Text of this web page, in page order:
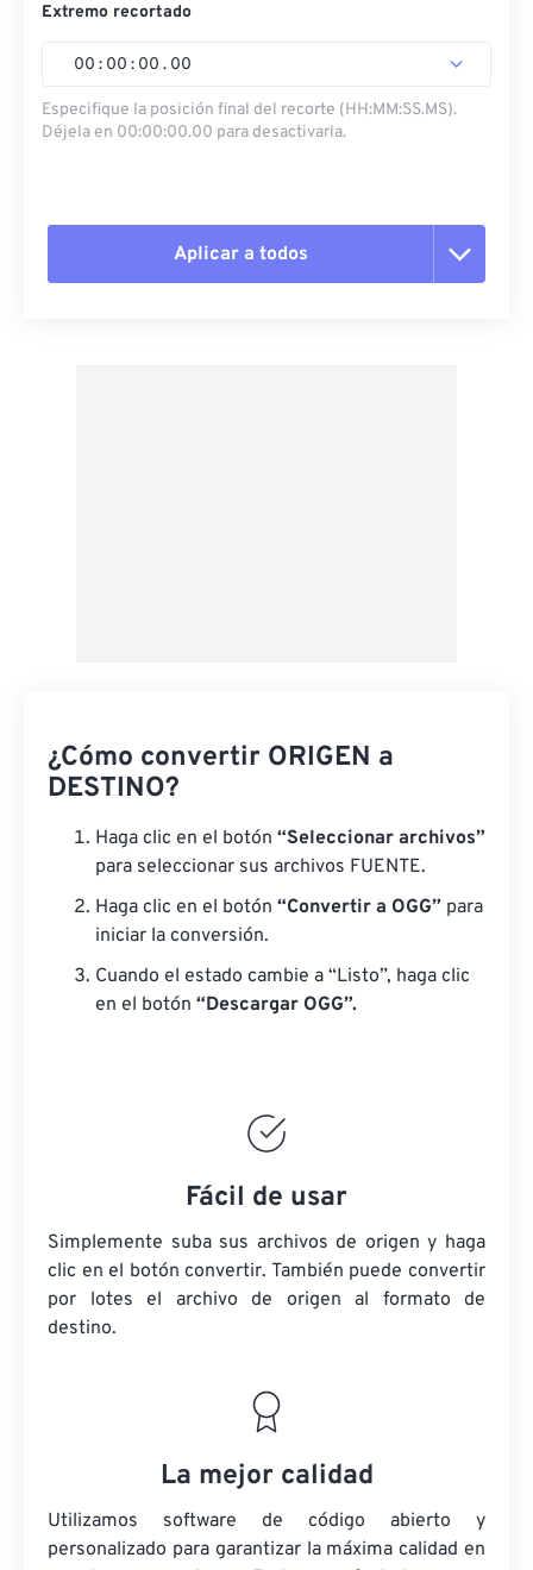
Extremo recortado
00 : 00 : 00 . 00
Especifique la posición final del recorte (HH:MM:SS.MS).
Déjela en 00:00:00.00 para desactivarla.
Aplicar a todos
¿Cómo convertir ORIGEN a
DESTINO?
Haga clic en el botón “Seleccionar archivos”
para seleccionar sus archivos FUENTE.
Haga clic en el botón “Convertir a OGG” para
iniciar la conversión.
Cuando el estado cambie a “Listo”, haga clic
en el botón “Descargar OGG”.
Fácil de usar
Simplemente suba sus archivos de origen y haga
clic en el botón convertir. También puede convertir
por lotes el archivo de origen al formato de
destino.
La mejor calidad
Utilizamos software de código abierto y
personalizado para garantizar la máxima calidad en